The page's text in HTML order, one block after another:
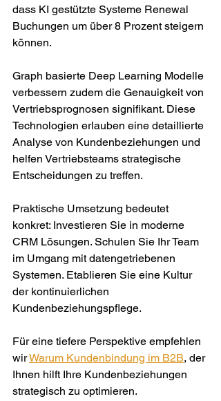
dass KI gestützte Systeme Renewal
Buchungen um über 8 Prozent steigern
können.
Graph basierte Deep Learning Modelle
verbessern zudem die Genauigkeit von
Vertriebsprognosen signifikant. Diese
Technologien erlauben eine detaillierte
Analyse von Kundenbeziehungen und
helfen Vertriebsteams strategische
Entscheidungen zu treffen.
Praktische Umsetzung bedeutet
konkret: Investieren Sie in moderne
CRM Lösungen. Schulen Sie Ihr Team
im Umgang mit datengetriebenen
Systemen. Etablieren Sie eine Kultur
der kontinuierlichen
Kundenbeziehungspflege.
Für eine tiefere Perspektive empfehlen
wir Warum Kundenbindung im B2B, der
Ihnen hilft Ihre Kundenbeziehungen
strategisch zu optimieren.